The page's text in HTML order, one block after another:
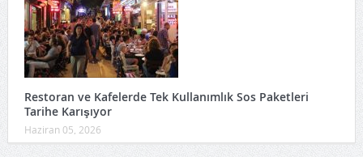
Restoran ve Kafelerde Tek Kullanımlık Sos Paketleri
Tarihe Karışıyor
Haziran 05, 2026